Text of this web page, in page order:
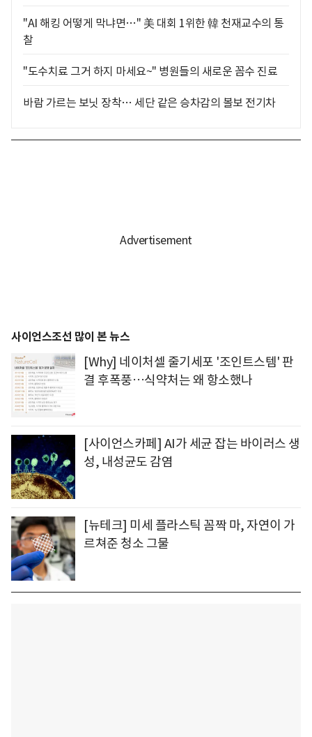
"AI 해킹 어떻게 막냐면…" 美 대회 1위한 韓 천재교수의 통
찰
"도수치료 그거 하지 마세요~" 병원들의 새로운 꼼수 진료
바람 가르는 보닛 장착… 세단 같은 승차감의 볼보 전기차
사이언스조선 많이 본 뉴스
[Why] 네이처셀 줄기세포 '조인트스템' 판
결 후폭풍…식약처는 왜 항소했나
[사이언스카페] AI가 세균 잡는 바이러스 생
성, 내성균도 감염
[뉴테크] 미세 플라스틱 꼼짝 마, 자연이 가
르쳐준 청소 그물